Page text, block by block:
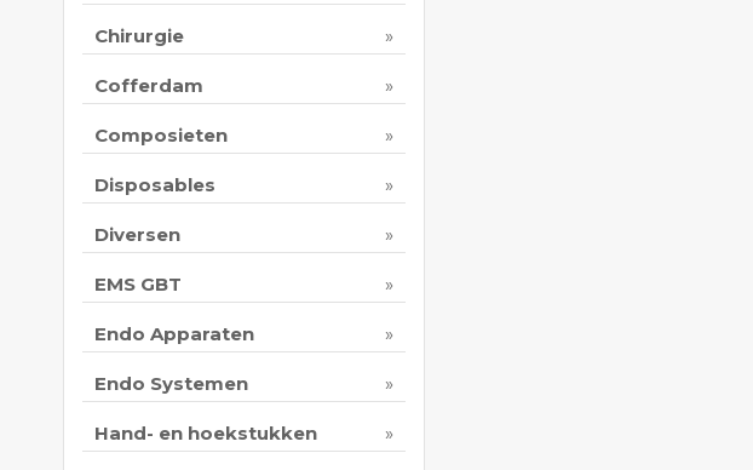
Chirurgie
Cofferdam
Composieten
Disposables
Diversen
EMS GBT
Endo Apparaten
Endo Systemen
Hand- en hoekstukken